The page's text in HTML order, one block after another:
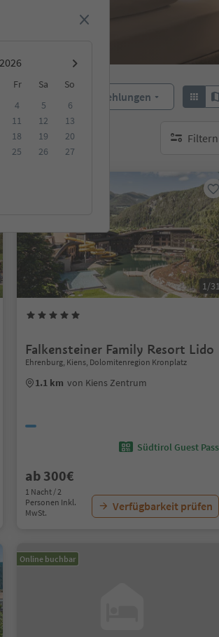
Fr Sa
So
4 5
6
11 12
13
18 19
20
25 26
27
Empfehlungen
Filtern
keine
1/31
Falkensteiner Family Resort Lido
Ehrenburg, Kiens, Dolomitenregion Kronplatz
1.1 km von Kiens Zentrum
Südtirol Guest Pass
ab 300€
1 Nacht / 2
Personen Inkl.
MwSt.
Verfügbarkeit prüfen
Online buchbar